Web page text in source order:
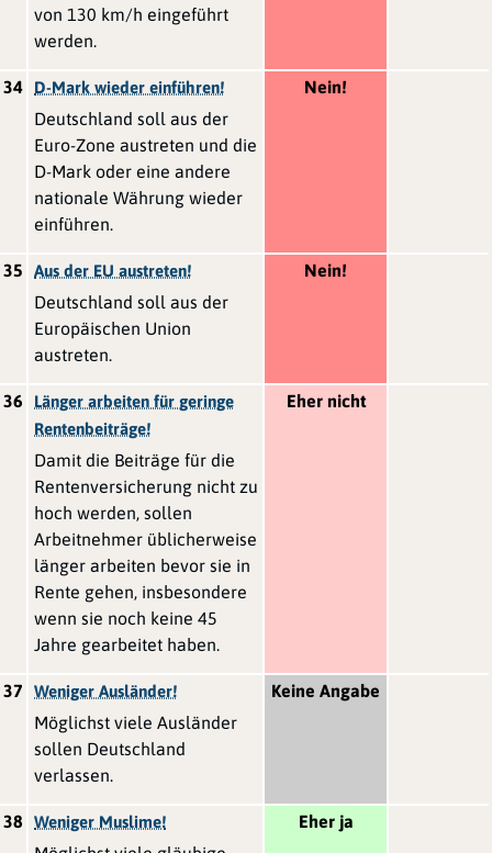
von 130 km/h eingeführt
werden.
34 D-Mark wieder einführen!
Deutschland soll aus der
Euro-Zone austreten und die
D-Mark oder eine andere
nationale Währung wieder
einführen.
Nein!
35 Aus der EU austreten!
Deutschland soll aus der
Europäischen Union
austreten.
Nein!
36
Länger arbeiten für geringe
Rentenbeiträge!
Damit die Beiträge für die
Rentenversicherung nicht zu
hoch werden, sollen
Arbeitnehmer üblicherweise
länger arbeiten bevor sie in
Rente gehen, insbesondere
wenn sie noch keine 45
Jahre gearbeitet haben.
Eher nicht
37 Weniger Ausländer!
Möglichst viele Ausländer
sollen Deutschland
verlassen.
Keine Angabe
38 Weniger Muslime! Eher ja